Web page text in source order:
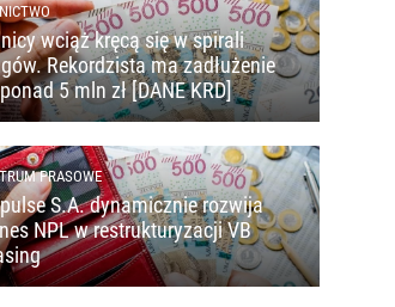
wciąż kręcą się w spirali
Rekordzista ma zadłużenie
5 mln zł [DANE KRD]
PRASOWE
S.A. dynamicznie rozwija
NPL w restrukturyzacji VB